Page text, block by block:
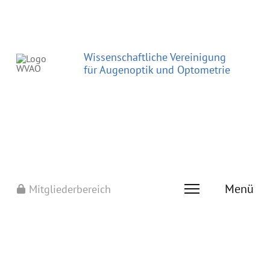
Wissenschaftliche Vereinigung
für Augenoptik und Optometrie
Mitgliederbereich Menü